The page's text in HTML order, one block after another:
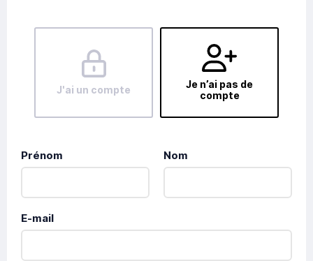
J'ai un compte
Je n’ai pas de
compte
Prénom Nom
E-mail